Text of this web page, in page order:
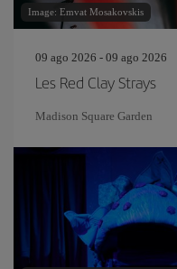
Image: Emvat Mosakovskis
09 ago 2026 - 09 ago 2026
Les Red Clay Strays
Madison Square Garden